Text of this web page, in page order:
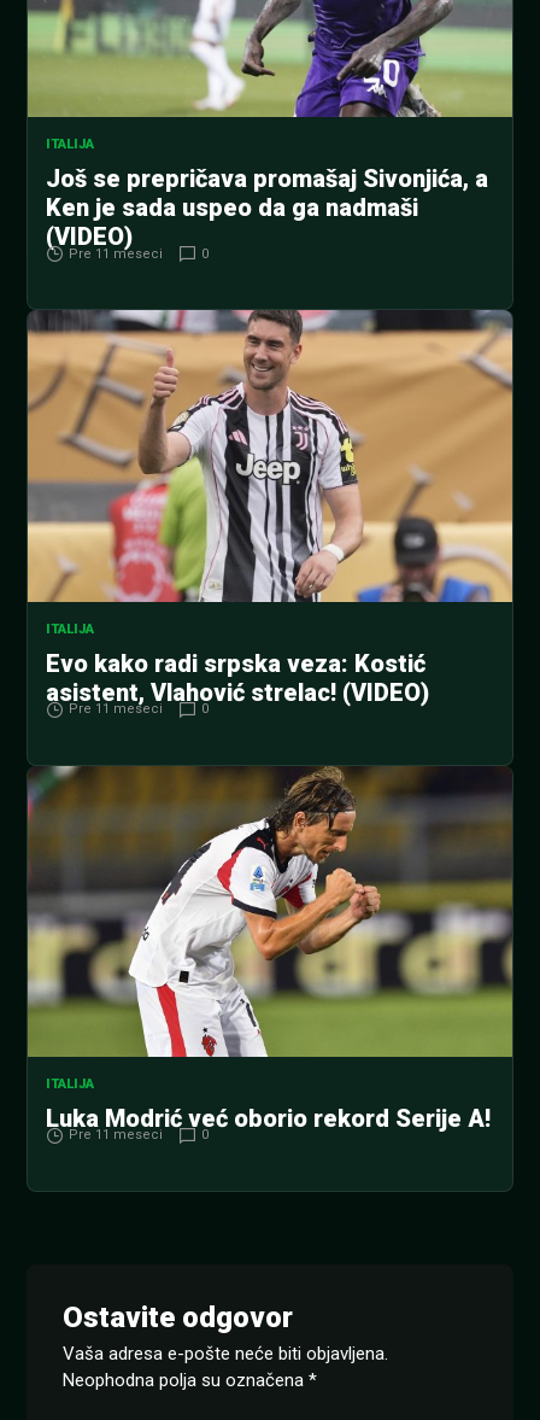
ITALIJA
Još se prepričava promašaj Sivonjića, a
Ken je sada uspeo da ga nadmaši
(VIDEO)
Pre 11 meseci 0
ITALIJA
Evo kako radi srpska veza: Kostić
asistent, Vlahović strelac! (VIDEO)
Pre 11 meseci 0
ITALIJA
Luka Modrić već oborio rekord Serije A!
Pre 11 meseci 0
Ostavite odgovor
Vaša adresa e-pošte neće biti objavljena.
Neophodna polja su označena *